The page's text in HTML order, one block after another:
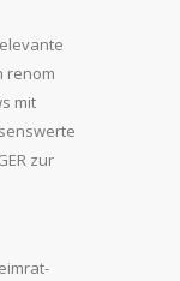
renom
mit
zur